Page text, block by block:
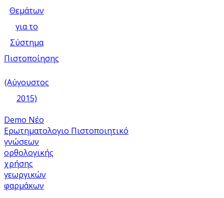
Θεμάτων
για το
Σύστημα
Πιστοποίησης
(Αύγουστος
2015)
Demo Νέο
Ερωτηματολογιο Πιστοποιητικό
γνώσεων
ορθολογικής
χρήσης
γεωργικών
φαρμάκων